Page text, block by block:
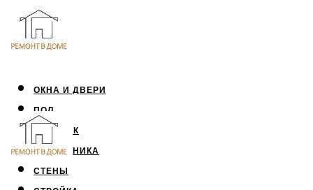
ОКНА И ДВЕРИ
ПОЛ
ПОТОЛОК
САНТЕХНИКА
СТЕНЫ